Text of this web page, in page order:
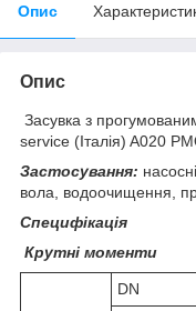
Опис
Опис
Засувка з
service (Італія) A020
Застосування:
вола, водоочищення,
Специфікація
Крутні моменти
DN